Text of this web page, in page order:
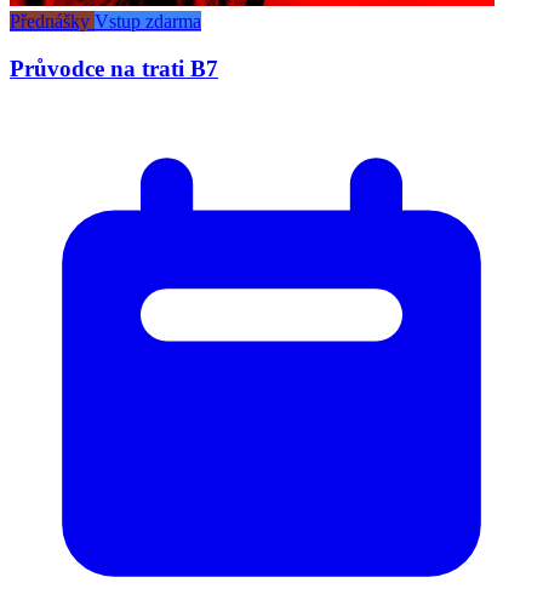
Přednášky Vstup zdarma
Průvodce na trati B7